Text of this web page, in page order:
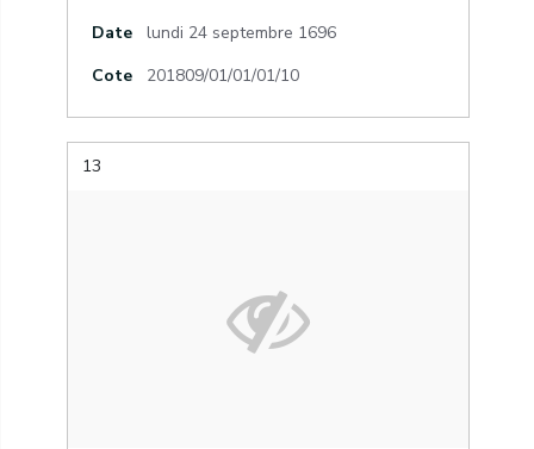
Date
lundi 24 septembre 1696
Cote
201809/01/01/01/10
13